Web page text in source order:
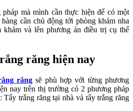
mà mình cần thực hiện để có một
cần chủ động tới phòng khám nha
khám và lên phương án điều trị cụ thể
răng hiện nay
răng sẽ phù hợp với từng phương
nay trên thị trường có 2 phương pháp
Tẩy trắng răng tại nhà và tẩy trắng răng